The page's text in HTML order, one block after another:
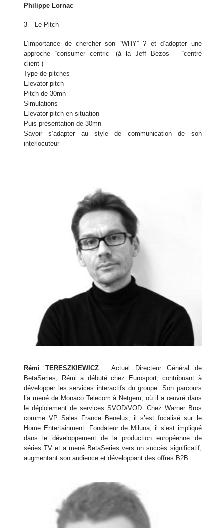
Philippe Lornac
3 – Le Pitch
L’importance de chercher son “WHY” ? et d’adopter une
approche “consumer centric” (à la Jeff Bezos – “centré
client”)
Type de pitches
Elevator pitch
Pitch de 30mn
Simulations
Elevator pitch en situation
Puis présentation de 30mn
Savoir s’adapter au style de communication de son
interlocuteur
Rémi TERESZKIEWICZ : Actuel Directeur Général de
BetaSeries, Rémi a débuté chez Eurosport, contribuant à
développer les services interactifs du groupe. Son parcours
l’a mené de Monaco Telecom à Netgem, où il a œuvré dans
le déploiement de services SVOD/VOD. Chez Warner Bros
comme VP Sales France Benelux, il s’est focalisé sur le
Home Entertainment. Fondateur de Miluna, il s’est impliqué
dans le développement de la production européenne de
séries TV et a mené BetaSeries vers un succès significatif,
augmentant son audience et développant des offres B2B.